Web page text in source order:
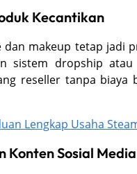
Kecantikan
dan makeup tetap jadi
sistem dropship
reseller tanpa
Lengkap Usaha
Konten Sosial Media